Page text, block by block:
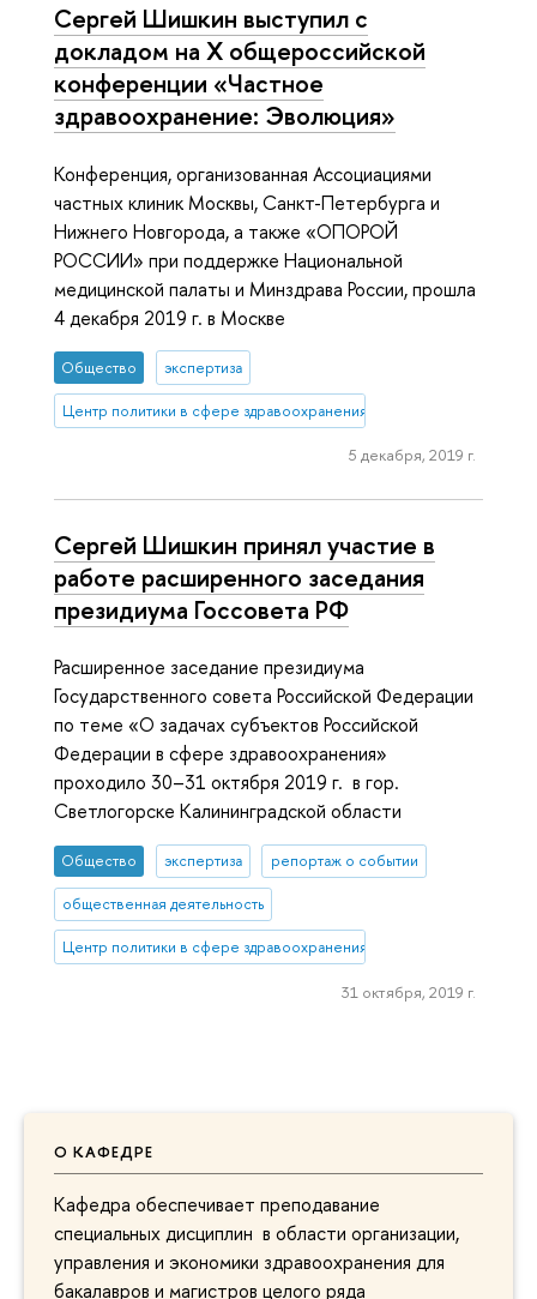
О КАФЕДРЕ
Кафедра обеспечивает преподавание
специальных дисциплин в области организации,
управления и экономики здравоохранения для
бакалавров и магистров целого ряда
Сергей Шишкин выступил с
докладом на X общероссийской
конференции «Частное
здравоохранение: Эволюция»
Конференция, организованная Ассоциациями
частных клиник Москвы, Санкт-Петербурга и
Нижнего Новгорода, а также «ОПОРОЙ
РОССИИ» при поддержке Национальной
медицинской палаты и Минздрава России, прошла
4 декабря 2019 г. в Москве
Общество экспертиза
Центр политики в сфере здравоохранения
5 декабря, 2019 г.
Сергей Шишкин принял участие в
работе расширенного заседания
президиума Госсовета РФ
Расширенное заседание президиума
Государственного совета Российской Федерации
по теме «О задачах субъектов Российской
Федерации в сфере здравоохранения»
проходило 30–31 октября 2019 г. в гор.
Светлогорске Калининградской области
Общество экспертиза репортаж о событии
общественная деятельность
Центр политики в сфере здравоохранения
31 октября, 2019 г.